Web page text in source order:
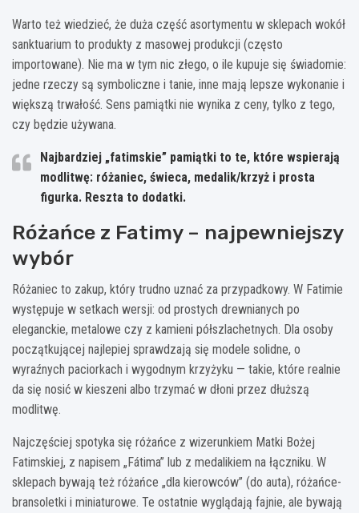
Warto też wiedzieć, że duża część asortymentu w sklepach wokół
sanktuarium to produkty z masowej produkcji (często
importowane). Nie ma w tym nic złego, o ile kupuje się świadomie:
jedne rzeczy są symboliczne i tanie, inne mają lepsze wykonanie i
większą trwałość. Sens pamiątki nie wynika z ceny, tylko z tego,
czy będzie używana.
Najbardziej „fatimskie” pamiątki to te, które wspierają
modlitwę: różaniec, świeca, medalik/krzyż i prosta
figurka. Reszta to dodatki.
Różańce z Fatimy – najpewniejszy
wybór
Różaniec to zakup, który trudno uznać za przypadkowy. W Fatimie
występuje w setkach wersji: od prostych drewnianych po
eleganckie, metalowe czy z kamieni półszlachetnych. Dla osoby
początkującej najlepiej sprawdzają się modele solidne, o
wyraźnych paciorkach i wygodnym krzyżyku — takie, które realnie
da się nosić w kieszeni albo trzymać w dłoni przez dłuższą
modlitwę.
Najczęściej spotyka się różańce z wizerunkiem Matki Bożej
Fatimskiej, z napisem „Fátima” lub z medalikiem na łączniku. W
sklepach bywają też różańce „dla kierowców” (do auta), różańce-
bransoletki i miniaturowe. Te ostatnie wyglądają fajnie, ale bywają